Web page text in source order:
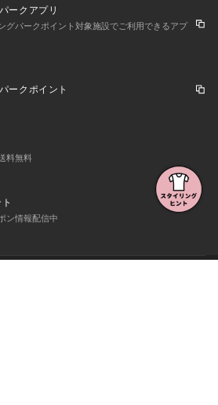
ークアプリ
グパークポイント対象施設でご利用できるアプ
ークポイント
料無料
ン情報配信中